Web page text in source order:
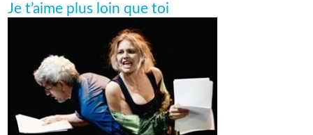
Je t’aime plus loin que toi